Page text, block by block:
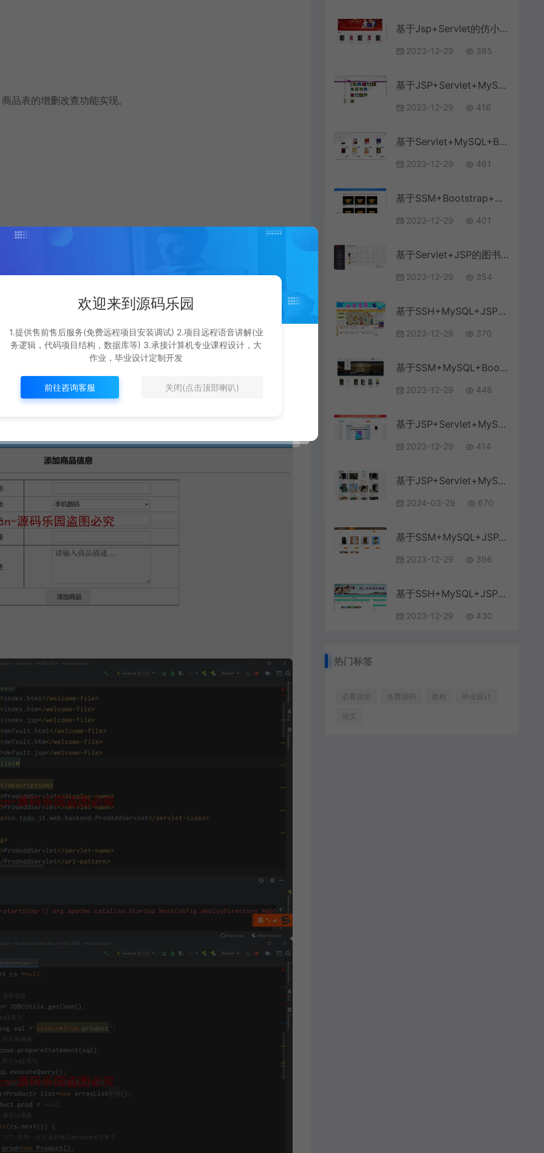
品表的增删改查功能实现。
基于Jsp+Servlet的仿小米商城系统
2023-12-29 385
基于JSP+Servlet+MySQL的鲜花销售系统
2023-12-29 416
基于Servlet+MySQL+Bootstrap的图书销售商城系统
2023-12-29 461
基于SSM+Bootstrap+MySQL+JSP的艺术品古玩交易销售系统
2023-12-29 401
基于Servlet+JSP的图书销售系统
2023-12-29 354
基于SSH+MySQL+JSP的体育用品商城系统(附论文)
2023-12-29 370
基于SSM+MySQL+Bootstrap+JSP的在线书店商城系统(附论文)
2023-12-29 446
基于JSP+Servlet+MySQL+Bootstrap的在线商城购物系统
2023-12-29 414
基于JSP+Servlet+MySql+BootStrap的在线购物商城
2024-03-29 670
基于SSM+MySQL+JSP+BootStrap的宠物商城系统
2023-12-29 396
基于SSH+MySQL+JSP的网上体育商城的设计(附论文)
2023-12-29 430
热门标签
必看说明 免费源码 教程 毕业设计
论文
欢迎来到源码乐园
1.提供售前售后服务(免费远程项目安装调试) 2.项目远程语音讲解(业
务逻辑，代码项目结构，数据库等) 3.承接计算机专业课程设计，大
作业，毕业设计定制开发
前往咨询客服 关闭(点击顶部喇叭)